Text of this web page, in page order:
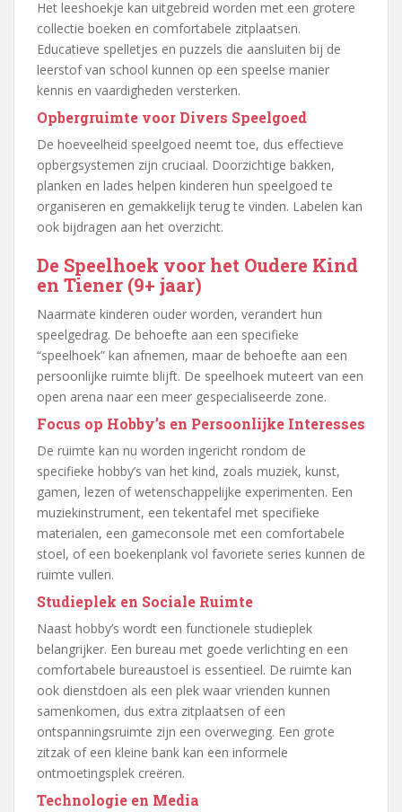
Het leeshoekje kan uitgebreid worden met een grotere
collectie boeken en comfortabele zitplaatsen.
Educatieve spelletjes en puzzels die aansluiten bij de
leerstof van school kunnen op een speelse manier
kennis en vaardigheden versterken.
Opbergruimte voor Divers Speelgoed
De hoeveelheid speelgoed neemt toe, dus effectieve
opbergsystemen zijn cruciaal. Doorzichtige bakken,
planken en lades helpen kinderen hun speelgoed te
organiseren en gemakkelijk terug te vinden. Labelen kan
ook bijdragen aan het overzicht.
De Speelhoek voor het Oudere Kind
en Tiener (9+ jaar)
Naarmate kinderen ouder worden, verandert hun
speelgedrag. De behoefte aan een specifieke
“speelhoek” kan afnemen, maar de behoefte aan een
persoonlijke ruimte blijft. De speelhoek muteert van een
open arena naar een meer gespecialiseerde zone.
Focus op Hobby’s en Persoonlijke Interesses
De ruimte kan nu worden ingericht rondom de
specifieke hobby’s van het kind, zoals muziek, kunst,
gamen, lezen of wetenschappelijke experimenten. Een
muziekinstrument, een tekentafel met specifieke
materialen, een gameconsole met een comfortabele
stoel, of een boekenplank vol favoriete series kunnen de
ruimte vullen.
Studieplek en Sociale Ruimte
Naast hobby’s wordt een functionele studieplek
belangrijker. Een bureau met goede verlichting en een
comfortabele bureaustoel is essentieel. De ruimte kan
ook dienstdoen als een plek waar vrienden kunnen
samenkomen, dus extra zitplaatsen of een
ontspanningsruimte zijn een overweging. Een grote
zitzak of een kleine bank kan een informele
ontmoetingsplek creëren.
Technologie en Media